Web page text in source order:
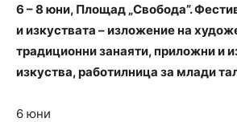
6 – 8 юни, Площад „Свобода”.
и изкуствата – изложение на
традиционни занаяти, приложни и
изкуства, работилница за млади
6 юни